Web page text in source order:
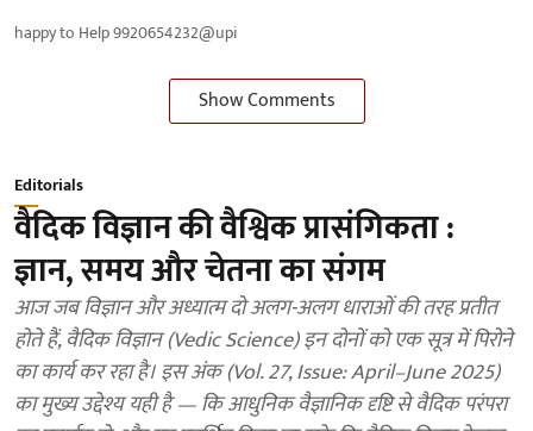
happy to Help 9920654232@upi
Show Comments
Editorials
वैदिक विज्ञान की वैश्विक प्रासंगिकता :
ज्ञान, समय और चेतना का संगम
आज जब विज्ञान और अध्यात्म दो अलग-अलग धाराओं की तरह प्रतीत
होते हैं, वैदिक विज्ञान (Vedic Science) इन दोनों को एक सूत्र में पिरोने
का कार्य कर रहा है। इस अंक (Vol. 27, Issue: April–June 2025)
का मुख्य उद्देश्य यही है — कि आधुनिक वैज्ञानिक दृष्टि से वैदिक परंपरा